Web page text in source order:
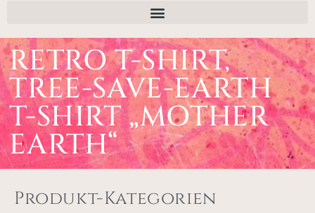
RETRO T-SHIRT,
TREE-SAVE-EARTH
T-SHIRT „MOTHER
EARTH“
Produkt-Kategorien